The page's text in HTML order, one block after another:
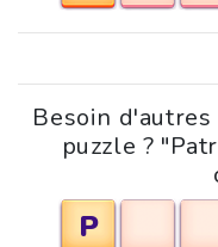
Besoin
puzzle ?
P